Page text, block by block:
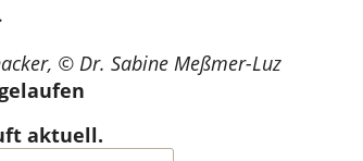
© Dr. Sabine Meßmer-Luz
aktuell.